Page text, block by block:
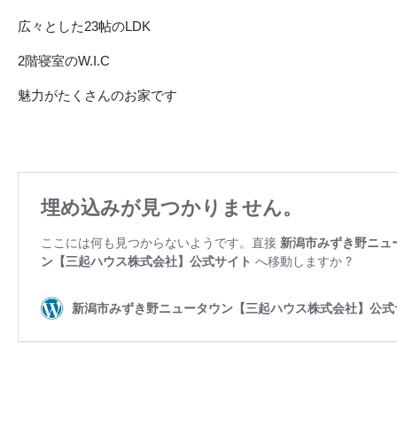
広々とした23帖のLDK
2階寝室のW.I.C
魅力がたくさんのお家です